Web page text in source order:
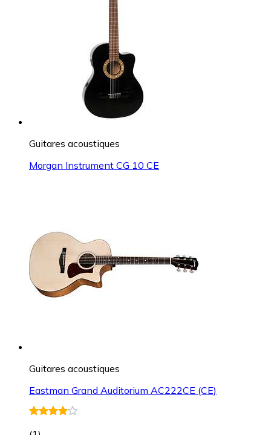
Guitares acoustiques
Morgan Instrument CG 10 CE
Guitares acoustiques
Eastman Grand Auditorium AC222CE (CE)